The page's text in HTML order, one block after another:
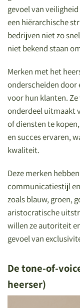
gevoel van
een hiërarchische
bedrijven niet zo
niet bekend staan
Merken met het
onderscheiden door
voor hun klanten.
onderdeel uitmaakt
of diensten te
en succes ervaren,
kwaliteit.
Deze merken
communicatiestijl
zoals blauw, groen,
aristocratische
willen ze autoriteit
gevoel van
De tone-of-
heerser)